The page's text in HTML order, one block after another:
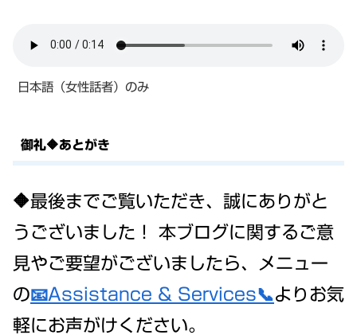
日本語（女性話者）のみ
御礼🔶あとがき
🔶最後までご覧いただき、誠にありがと
うございました！ 本ブログに関するご意
見やご要望がございましたら、メニュー
の📧Assistance & Services📞よりお気
軽にお声がけください。